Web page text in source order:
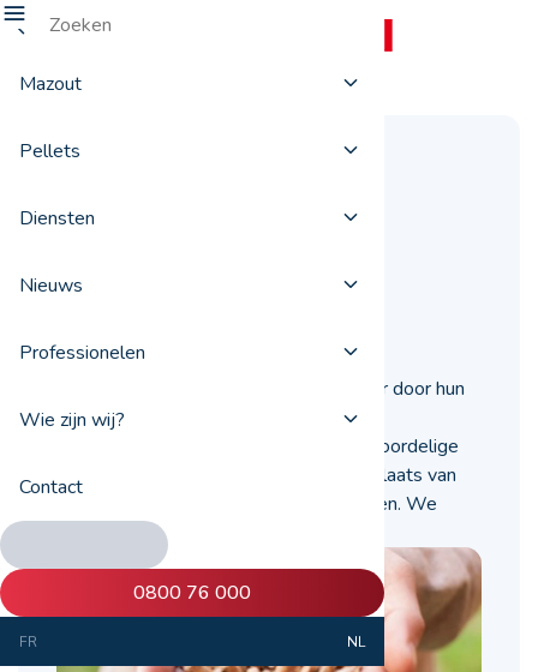
Mazout
Pellets
Diensten
Nieuws
Professionelen
Wie zijn wij?
Contact
0800 76 000
FR NL
voordelen t.o.v.
houtblokken?
Houtpellets worden steeds populairder door hun
hoge calorische waarde en ongekend
gebruiksgemak. Deze ecologische en voordelige
brandstof zou binnenkort weleens de plaats van
traditionele houtblokken kunnen innemen. We
leggen u uit waarom.